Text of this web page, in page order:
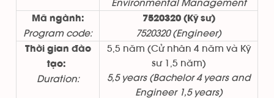
Environmental Management
Mã ngành:
Program code:
7520320 (Kỹ sư)
7520320 (Engineer)
Thời gian đào
tạo:
Duration:
5,5 năm (Cử nhân 4 năm và Kỹ
sư 1,5 năm)
5,5 years (Bachelor 4 years and
Engineer 1,5 years)